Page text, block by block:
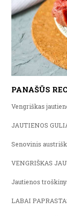
PANAŠŪS
Vengriškas
JAUTIENOS
Senovinis
VENGRIŠKAS
Jautienos
LABAI